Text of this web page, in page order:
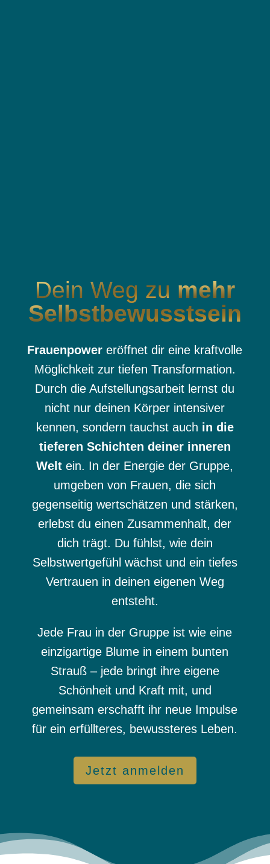
Dein Weg zu mehr
Selbst­bewusstsein
Frauenpower eröffnet dir eine kraftvolle
Möglichkeit zur tiefen Transformation.
Durch die Aufstellungsarbeit lernst du
nicht nur deinen Körper intensiver
kennen, sondern tauchst auch in die
tieferen Schichten deiner inneren
Welt ein. In der Energie der Gruppe,
umgeben von Frauen, die sich
gegenseitig wertschätzen und stärken,
erlebst du einen Zusammenhalt, der
dich trägt. Du fühlst, wie dein
Selbstwertgefühl wächst und ein tiefes
Vertrauen in deinen eigenen Weg
entsteht.
Jede Frau in der Gruppe ist wie eine
einzigartige Blume in einem bunten
Strauß – jede bringt ihre eigene
Schönheit und Kraft mit, und
gemeinsam erschafft ihr neue Impulse
für ein erfüllteres, bewussteres Leben.
Jetzt anmelden